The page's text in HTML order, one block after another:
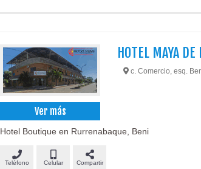
Ver más
HOTEL MAYA
c. Comercio, esq.
Hotel Boutique en Rurrenabaque, Beni
Teléfono Celular Compartir